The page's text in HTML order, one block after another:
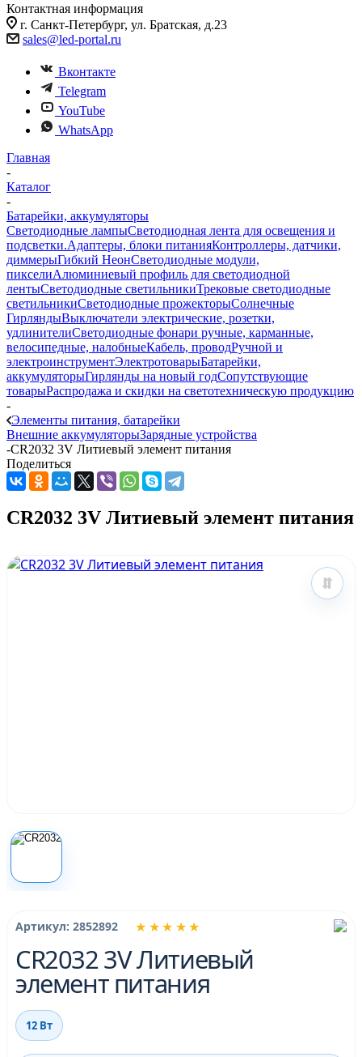
Контактная информация
г. Санкт-Петербург, ул. Братская, д.23
sales@led-portal.ru
Вконтакте
Telegram
YouTube
WhatsApp
Главная
-
Каталог
-
Батарейки, аккумуляторы
Светодиодные лампыСветодиодная лента для освещения и
подсветки.Адаптеры, блоки питанияКонтроллеры, датчики,
диммерыГибкий НеонСветодиодные модули,
пикселиАлюминиевый профиль для светодиодной
лентыСветодиодные светильникиТрековые светодиодные
светильникиСветодиодные прожекторыСолнечные
ГирляндыВыключатели электрические, розетки,
удлинителиСветодиодные фонари ручные, карманные,
велосипедные, налобныеКабель, проводРучной и
электроинструментЭлектротоварыБатарейки,
аккумуляторыГирлянды на новый годСопутствующие
товарыРаспродажа и скидки на светотехническую продукцию
-
Элементы питания, батарейки
Внешние аккумуляторыЗарядные устройства
-CR2032 3V Литиевый элемент питания
Поделиться
CR2032 3V Литиевый элемент питания
★★★★★
Артикул: 2852892
CR2032 3V Литиевый
элемент питания
12 Вт